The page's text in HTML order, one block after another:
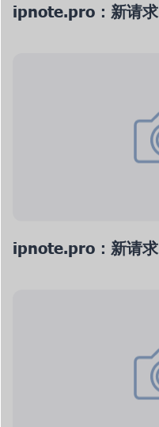
ipnote.pro：新请求
ipnote.pro：新请求